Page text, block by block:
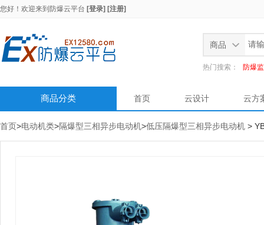
您好！欢迎来到 防爆云平台 [登录] [注册]
商品
热门搜索： 防爆
商品分类 首页 云设计 云方
首页>电动机类>隔爆型三相异步电动机>低压隔爆型三相异步电动机 >